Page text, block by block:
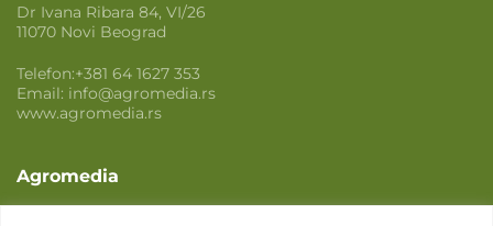
Dr Ivana Ribara 84, VI/26
11070 Novi Beograd
Telefon:+381 64 1627 353
Email: info@agromedia.rs
www.agromedia.rs
Agromedia